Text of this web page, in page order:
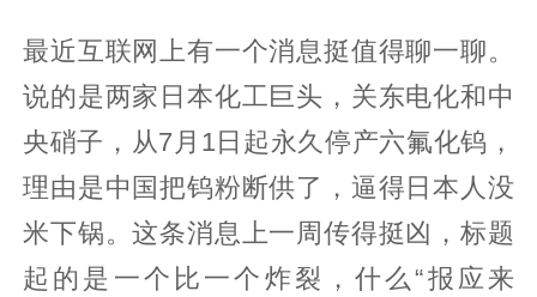
最近互联网上有一个消息挺值得聊一聊。
说的是两家日本化工巨头，关东电化和中
央硝子，从7月1日起永久停产六氟化钨，
理由是中国把钨粉断供了，逼得日本人没
米下锅。这条消息上一周传得挺凶，标题
起的是一个比一个炸裂，什么“报应来